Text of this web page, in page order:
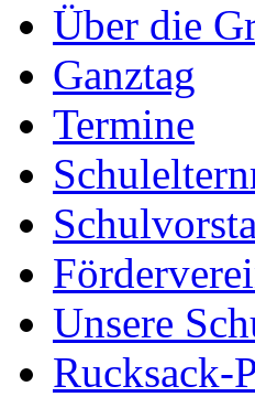
Über die
Ganztag
Termine
Unsere
Rucksack-